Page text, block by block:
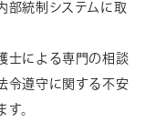
部統制システムに取
士による専門の相談
令遵守に関する不安
す。